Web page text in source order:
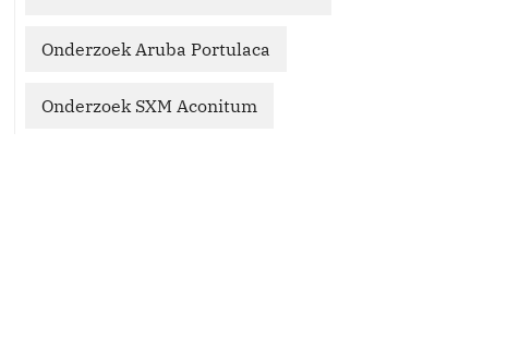
Onderzoek Aruba Portulaca
Onderzoek SXM Aconitum